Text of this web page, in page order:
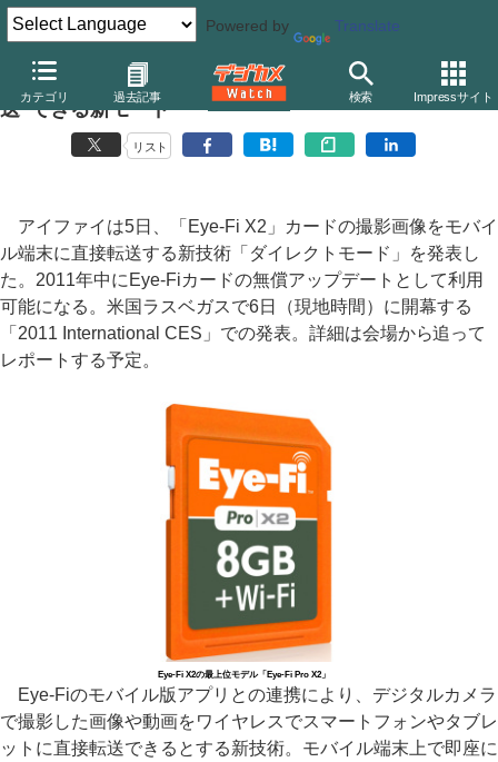
Powered by Translate
カテゴリ 過去記事 検索 Impressサイト
アイファイ、撮影画像をスマートフォンなどに“直接転
送”できる新モード
リスト
アイファイは5日、「Eye-Fi X2」カードの撮影画像をモバイ
ル端末に直接転送する新技術「ダイレクトモード」を発表し
た。2011年中にEye-Fiカードの無償アップデートとして利用
可能になる。米国ラスベガスで6日（現地時間）に開幕する
「2011 International CES」での発表。詳細は会場から追って
レポートする予定。
Eye-Fi X2の最上位モデル「Eye-Fi Pro X2」
Eye-Fiのモバイル版アプリとの連携により、デジタルカメラ
で撮影した画像や動画をワイヤレスでスマートフォンやタブレ
ットに直接転送できるとする新技術。モバイル端末上で即座に